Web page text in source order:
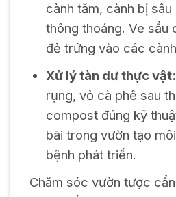
cành tăm, cành bị
thông thoáng. Ve sầu
đẻ trứng vào các
Xử lý tàn dư thực vật:
rụng, vỏ cà phê sau
compost đúng kỹ
bãi trong vườn tạo
bệnh phát triển.
Chăm sóc vườn tược